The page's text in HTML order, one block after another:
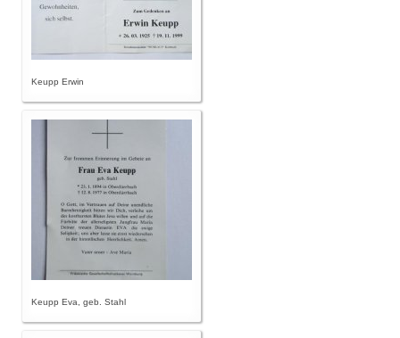
Keupp Erwin
Keupp Eva, geb. Stahl